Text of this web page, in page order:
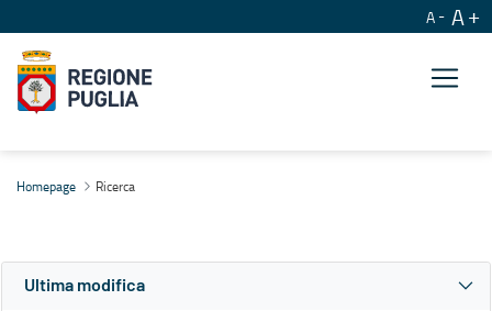
A A
Homepage Ricerca
Ultima modifica